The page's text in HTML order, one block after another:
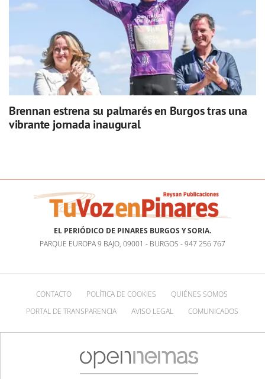
Brennan estrena su palmarés en Burgos tras una
vibrante jornada inaugural
EL PERIÓDICO DE PINARES BURGOS Y SORIA.
PARQUE EUROPA 9 BAJO, 09001 - BURGOS - 947 256 767
CONTACTO POLÍTICA DE COOKIES
QUIÉNES SOMOS
PORTAL DE TRANSPARENCIA
AVISO LEGAL COMUNICADOS